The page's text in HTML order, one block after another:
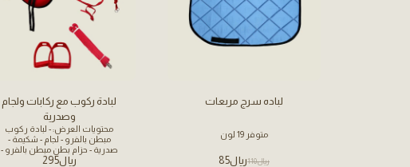
لباده سرج مربعات
متوفر 19 لون
﷼110﷼85
لبادة ركوب مع ركابات ولجام
وصدرية
محتويات العرض: - لبادة ركوب
مبطن بالفرو - لجام - شكيمة -
صدرية - حزام بطن مبطن بالفرو -
ركابات - سيور ركابات﷼295